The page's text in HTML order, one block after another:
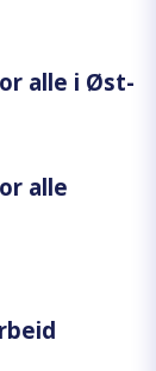
alle i Øst-
alle